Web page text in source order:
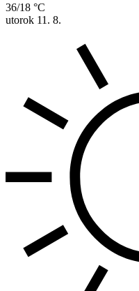
36/18 °C
utorok 11. 8.